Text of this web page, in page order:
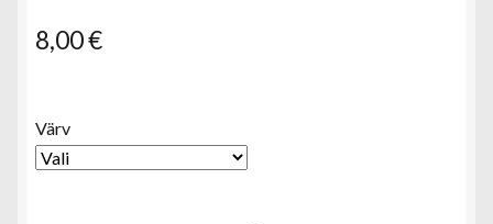
8,00€
Värv